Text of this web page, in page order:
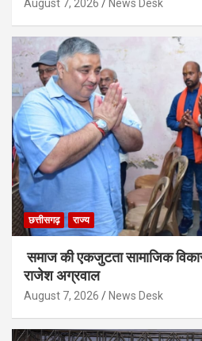
August 7, 2026 News Desk
छत्तीसगढ़ राज्य
समाज की एकजुटता सामाजिक
राजेश अग्रवाल
August 7, 2026 News Desk